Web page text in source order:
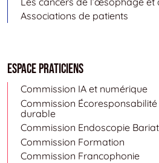
Associations de patients
Espace Praticiens
Commission IA et numérique
Commission
durable
Commission Endoscopie
Commission Formation
Commission Francophonie